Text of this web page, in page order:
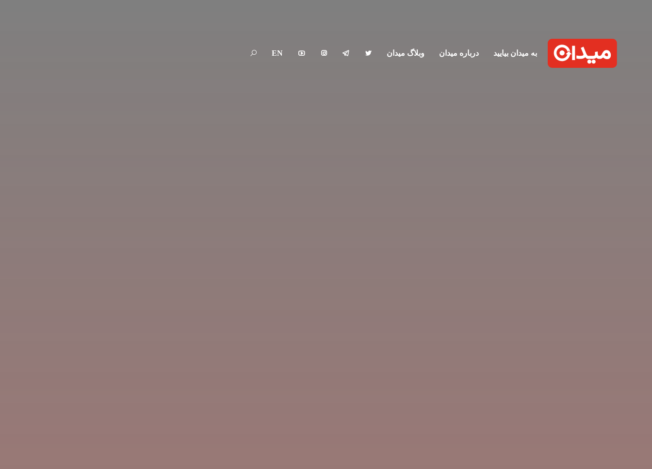
به میدان بیایید درباره میدان وبلاگ میدان 



EN
